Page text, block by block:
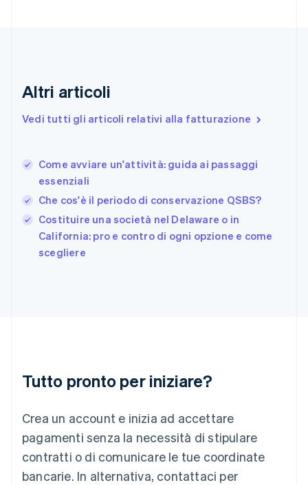
Altri articoli
Vedi tutti gli articoli relativi alla fatturazione
Come avviare un'attività: guida ai passaggi
essenziali
Che cos'è il periodo di conservazione QSBS?
Costituire una società nel Delaware o in
California: pro e contro di ogni opzione e come
scegliere
Tutto pronto per iniziare?
Crea un account e inizia ad accettare
pagamenti senza la necessità di stipulare
contratti o di comunicare le tue coordinate
bancarie. In alternativa, contattaci per
EnglishSvenska
FrançaisEnglish
Giappone
日本語English
English
Grecia
English
India
English
Lituania
Lussemburgo
Deutsch English
Malaysia
English 简体中文
Malta